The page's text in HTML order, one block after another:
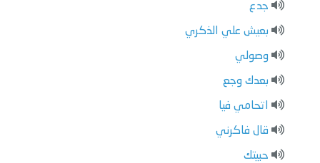
جدع
بعيش علي الذكري
وصولي
بعدك وجع
اتحامي فيا
قال فاكرني
حبيتك